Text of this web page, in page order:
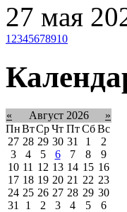
27 мая
1 2345678910
« Август 2026
»
ПнВтСрЧт Пт Сб Вс
27 28 29 30 31 1
2
3
4 5 6 7 8
9
10 11 12 13 14 15 16
17 18 19 20 21 22 23
24 25 26 27 28 29 30
31
1 2 3 4 5 6